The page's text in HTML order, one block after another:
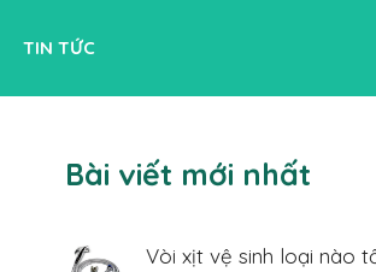
TIN TỨC
Bài viết mới nhất
Vòi xịt vệ sinh loại nào